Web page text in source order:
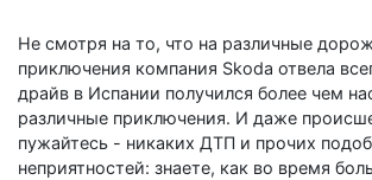
Не смотря на то, что на различные
приключения компания Skoda отвела
драйв в Испании получился более чем
различные приключения. И даже
пужайтесь - никаких ДТП и прочих
неприятностей: знаете, как во время